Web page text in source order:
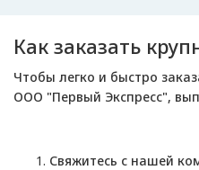
Как заказать
Чтобы легко и быстро
ООО "Первый Экспресс",
Свяжитесь с нашей